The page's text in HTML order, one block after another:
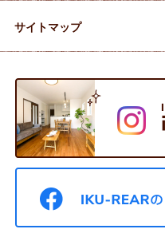
サイトマップ